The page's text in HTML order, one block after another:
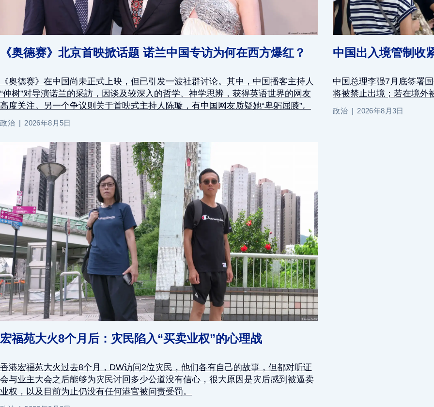
《奥德赛》北京首映掀话题 诺兰中国专访为何在西方爆红？
《奥德赛》在中国尚未正式上映，但已引发一波社群讨论。其中，中国播客主持人
“仲树”对导演诺兰的采訪，因谈及较深入的哲学、神学思辨，获得英语世界的网友
高度关注。另一个争议则关于首映式主持人陈璇，有中国网友质疑她“卑躬屈膝”。
政治 2026年8月5日
中国出入境管制收
中国总理李强7月底签署
将被禁止出境；若在境外
政治 2026年8月3日
宏福苑大火8个月后：灾民陷入“买卖业权”的心理战
香港宏福苑大火过去8个月，DW访问2位灾民，他们各有自己的故事，但都对听证
会与业主大会之后能够为灾民讨回多少公道没有信心，很大原因是灾后感到被逼卖
业权，以及目前为止仍没有任何港官被问责受罚。